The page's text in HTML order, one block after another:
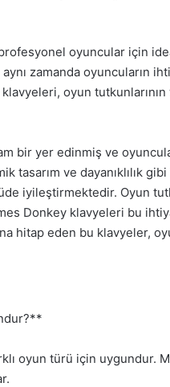
oyuncular için
zamanda oyuncuların
oyun
bir yer edinmiş ve
tasarım ve dayanıklılık
iyileştirmektedir. Oyun
Donkey klavyeleri bu
hitap eden bu klavyeler,
oyun türü için uygundur.